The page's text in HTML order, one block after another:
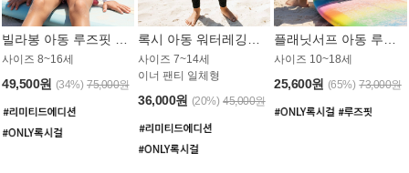
사이즈 8~16세
49,500원 (34%) 75,000원
사이즈 7~14세
이너 팬티 일체형
36,000원 (20%) 45,000원
사이즈 10~18세
25,600원 (65%) 73,000원